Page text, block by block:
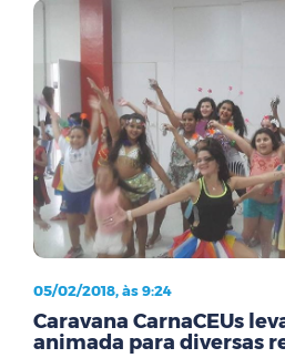
05/02/2018, às 9:24
Caravana CarnaCEUs
animada para diversas